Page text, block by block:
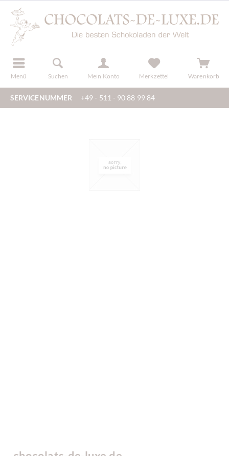
Menü Suchen Mein Konto
registrieren Merkzettel Warenkorb
SERVICENUMMER +49 - 511 - 90 88 99 84